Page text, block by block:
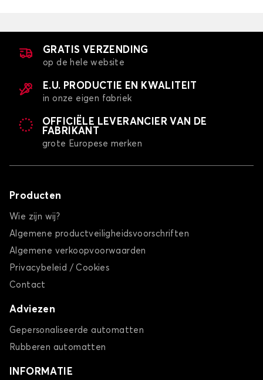
GRATIS VERZENDING
op de hele website
E.U. PRODUCTIE EN KWALITEIT
in onze eigen fabriek
OFFICIËLE LEVERANCIER VAN DE
FABRIKANT
grote Europese merken
Producten
Wie zijn wij?
Algemene productveiligheidsvoorschriften
Algemene verkoopvoorwaarden
Privacybeleid / Cookies
Contact
Adviezen
Gepersonaliseerde automatten
Rubberen automatten
INFORMATIE